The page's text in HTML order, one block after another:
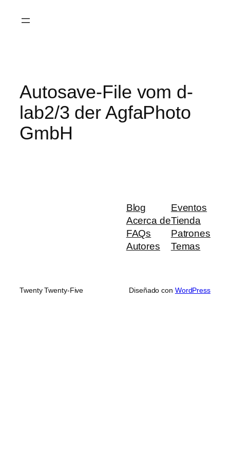
Autosave-File vom d-
lab2/3 der AgfaPhoto
GmbH
Blog
Acerca de
FAQs
Autores
Eventos
Tienda
Patrones
Temas
Twenty Twenty-Five Diseñado con WordPress